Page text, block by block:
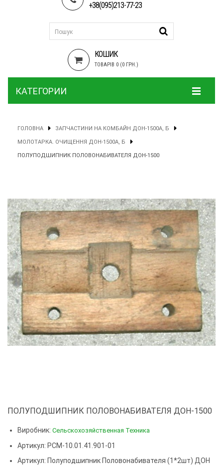
+38(095)213-77-23
КОШИК
ТОВАРІВ 0 (0 ГРН.)
КАТЕГОРИИ
ГОЛОВНА ЗАПЧАСТИНИ НА КОМБАЙН ДОН-1500А, Б
МОЛОТАРКА. ОЧИЩЕННЯ ДОН-1500А, Б
ПОЛУПОДШИПНИК ПОЛОВОНАБИВАТЕЛЯ ДОН-1500
ПОЛУПОДШИПНИК ПОЛОВОНАБИВАТЕЛЯ ДОН-1500
Виробник: Сельскохозяйственная Техника
Артикул: РСМ-10.01.41.901-01
Артикул: Полуподшипник Половонабивателя (1*2шт) ДОН